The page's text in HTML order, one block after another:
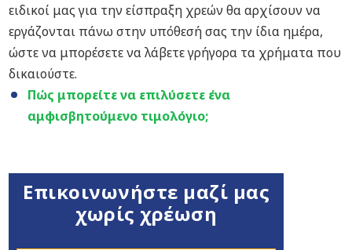
ειδικοί μας για την είσπραξη χρεών θα αρχίσουν να
εργάζονται πάνω στην υπόθεσή σας την ίδια ημέρα,
ώστε να μπορέσετε να λάβετε γρήγορα τα χρήματα που
δικαιούστε.
Πώς μπορείτε να επιλύσετε ένα
αμφισβητούμενο τιμολόγιο;
Επικοινωνήστε μαζί μας
χωρίς χρέωση